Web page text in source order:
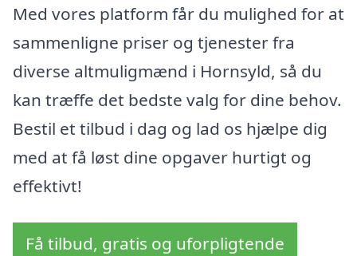
Med vores platform får du mulighed for at
sammenligne priser og tjenester fra
diverse altmuligmænd i Hornsyld, så du
kan træffe det bedste valg for dine behov.
Bestil et tilbud i dag og lad os hjælpe dig
med at få løst dine opgaver hurtigt og
effektivt!
Få tilbud, gratis og uforpligtende